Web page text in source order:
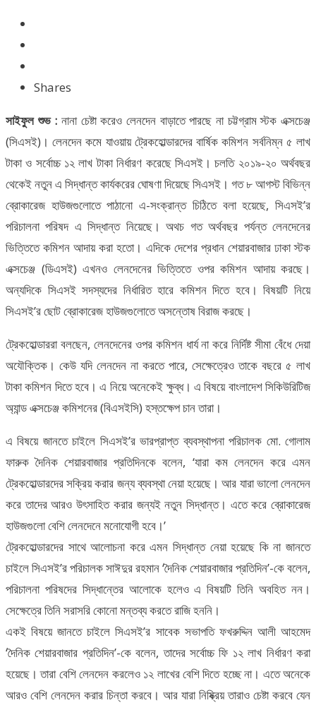
Shares
সাইফুল শুভ : নানা চেষ্টা করেও লেনদেন বাড়াতে পারছে না চট্টগ্রাম স্টক এক্সচেঞ্জ
(সিএসই)। লেনদেন কমে যাওয়ায় ট্রেকহোল্ডারদের বার্ষিক কমিশন সর্বনিম্ন ৫ লাখ
টাকা ও সর্বোচ্চ ১২ লাখ টাকা নির্ধারণ করেছে সিএসই। চলতি ২০১৯-২০ অর্থবছর
থেকেই নতুন এ সিদ্ধান্ত কার্যকরের ঘোষণা দিয়েছে সিএসই। গত ৮ আগস্ট বিভিন্ন
ব্রোকারেজ হাউজগুলোতে পাঠানো এ-সংক্রান্ত চিঠিতে বলা হয়েছে, সিএসই’র
পরিচালনা পরিষদ এ সিদ্ধান্ত নিয়েছে। অথচ গত অর্থবছর পর্যন্ত লেনদেনের
ভিত্তিতে কমিশন আদায় করা হতো। এদিকে দেশের প্রধান শেয়ারবাজার ঢাকা স্টক
এক্সচেঞ্জ (ডিএসই) এখনও লেনদেনের ভিত্তিতে ওপর কমিশন আদায় করছে।
অন্যদিকে সিএসই সদস্যদের নির্ধারিত হারে কমিশন দিতে হবে। বিষয়টি নিয়ে
সিএসই’র ছোট ব্রোকারেজ হাউজগুলোতে অসন্তোষ বিরাজ করছে।
ট্রেকহোল্ডাররা বলছেন, লেনদেনের ওপর কমিশন ধার্য না করে নির্দিষ্ট সীমা বেঁধে দেয়া
অযৌক্তিক। কেউ যদি লেনদেন না করতে পারে, সেক্ষেত্রেও তাকে বছরে ৫ লাখ
টাকা কমিশন দিতে হবে। এ নিয়ে অনেকেই ক্ষুব্ধ। এ বিষয়ে বাংলাদেশ সিকিউরিটিজ
অ্যান্ড এক্সচেঞ্জ কমিশনের (বিএসইসি) হস্তক্ষেপ চান তারা।
এ বিষয়ে জানতে চাইলে সিএসই’র ভারপ্রাপ্ত ব্যবস্থাপনা পরিচালক মো. গোলাম
ফারুক দৈনিক শেয়ারবাজার প্রতিদিনকে বলেন, ‘যারা কম লেনদেন করে এমন
ট্রেকহোল্ডারদের সক্রিয় করার জন্য ব্যবস্থা নেয়া হয়েছে। আর যারা ভালো লেনদেন
করে তাদের আরও উৎসাহিত করার জন্যই নতুন সিদ্ধান্ত। এতে করে ব্রোকারেজ
হাউজগুলো বেশি লেনদেনে মনোযোগী হবে।’
ট্রেকহোল্ডারদের সাথে আলোচনা করে এমন সিদ্ধান্ত নেয়া হয়েছে কি না জানতে
চাইলে সিএসই’র পরিচালক সাঈদুর রহমান ‘দৈনিক শেয়ারবাজার প্রতিদিন’-কে বলেন,
পরিচালনা পরিষদের সিদ্ধান্তের আলোকে হলেও এ বিষয়টি তিনি অবহিত নন।
সেক্ষেত্রে তিনি সরাসরি কোনো মন্তব্য করতে রাজি হননি।
একই বিষয়ে জানতে চাইলে সিএসই’র সাবেক সভাপতি ফখরুদ্দিন আলী আহমেদ
‘দৈনিক শেয়ারবাজার প্রতিদিন’-কে বলেন, তাদের সর্বোচ্চ ফি ১২ লাখ নির্ধারণ করা
হয়েছে। তারা বেশি লেনদেন করলেও ১২ লাখের বেশি দিতে হচ্ছে না। এতে অনেকে
আরও বেশি লেনদেন করার চিন্তা করবে। আর যারা নিষ্ক্রিয় তারাও চেষ্টা করবে যেন